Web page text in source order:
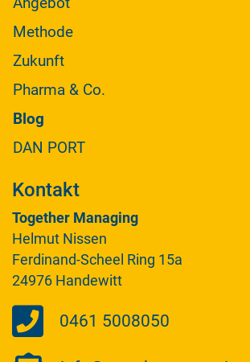
Methode
Zukunft
Pharma & Co.
Blog
DAN PORT
Kontakt
Together Managing
Helmut Nissen
Ferdinand-Scheel Ring 15a
24976 Handewitt
0461 5008050